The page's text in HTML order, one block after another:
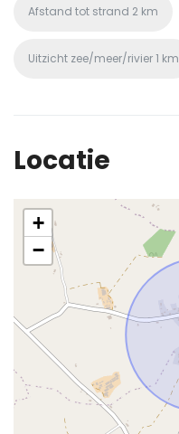
Afstand tot strand 2 km
Uitzicht zee/meer/rivier1 km
Locatie
+
−